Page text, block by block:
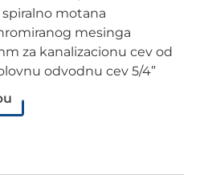
motana
mesinga
za kanalizacionu cev od
odvodnu cev 5/4”